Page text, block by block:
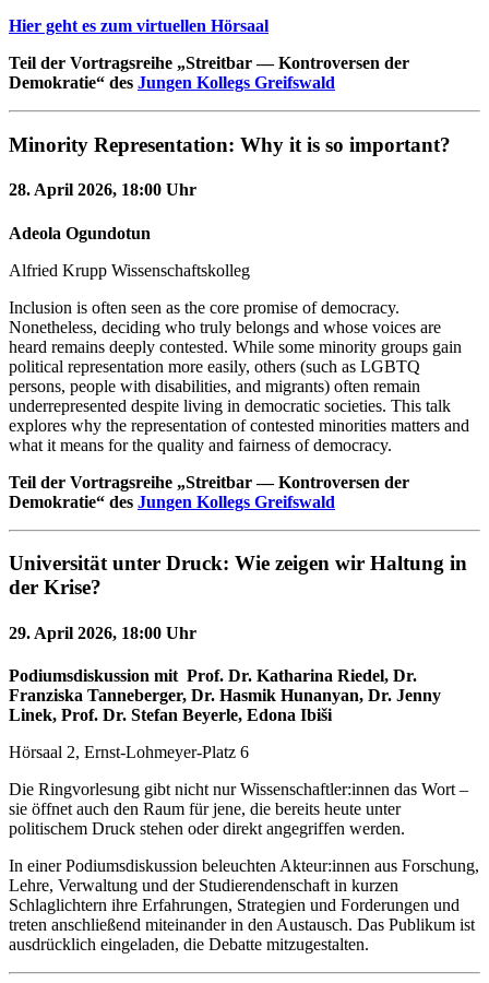
Hier geht es zum virtuellen Hörsaal
Teil der Vortragsreihe „Streitbar — Kontroversen der
Demokratie“ des Jungen Kollegs Greifswald
Minority Representation: Why it is so important?
28. April 2026, 18:00 Uhr
Adeola Ogundotun
Alfried Krupp Wissenschaftskolleg
Inclusion is often seen as the core promise of democracy.
Nonetheless, deciding who truly belongs and whose voices are
heard remains deeply contested. While some minority groups gain
political representation more easily, others (such as LGBTQ
persons, people with disabilities, and migrants) often remain
underrepresented despite living in democratic societies. This talk
explores why the representation of contested minorities matters and
what it means for the quality and fairness of democracy.
Teil der Vortragsreihe „Streitbar — Kontroversen der
Demokratie“ des Jungen Kollegs Greifswald
Universität unter Druck: Wie zeigen wir Haltung in
der Krise?
29. April 2026, 18:00 Uhr
Podiumsdiskussion mit Prof. Dr. Katharina Riedel, Dr.
Franziska Tanneberger, Dr. Hasmik Hunanyan, Dr. Jenny
Linek, Prof. Dr. Stefan Beyerle, Edona Ibiši
Hörsaal 2, Ernst-Lohmeyer-Platz 6
Die Ringvorlesung gibt nicht nur Wissenschaftler:innen das Wort –
sie öffnet auch den Raum für jene, die bereits heute unter
politischem Druck stehen oder direkt angegriffen werden.
In einer Podiumsdiskussion beleuchten Akteur:innen aus Forschung,
Lehre, Verwaltung und der Studierendenschaft in kurzen
Schlaglichtern ihre Erfahrungen, Strategien und Forderungen und
treten anschließend miteinander in den Austausch. Das Publikum ist
ausdrücklich eingeladen, die Debatte mitzugestalten.